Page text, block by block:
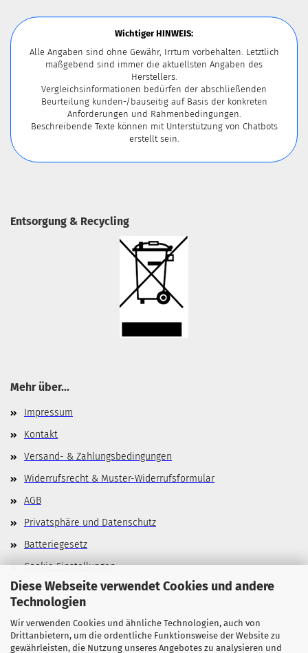
Diese Webseite verwendet Cookies und andere
Technologien
Wir verwenden Cookies und ähnliche Technologien, auch von
Drittanbietern, um die ordentliche Funktionsweise der Website zu
gewährleisten, die Nutzung unseres Angebotes zu analysieren und
Wichtiger HINWEIS:
Alle Angaben sind ohne Gewähr, Irrtum vorbehalten. Letztlich
maßgebend sind immer die aktuellsten Angaben des
Herstellers.
Vergleichsinformationen bedürfen der abschließenden
Beurteilung kunden-/bauseitig auf Basis der konkreten
Anforderungen und Rahmenbedingungen.
Beschreibende Texte können mit Unterstützung von Chatbots
erstellt sein.
Entsorgung & Recycling
Mehr über...
Impressum
Kontakt
Versand- & Zahlungsbedingungen
Widerrufsrecht & Muster-Widerrufsformular
AGB
Privatsphäre und Datenschutz
Batteriegesetz
Cookie Einstellungen
Allgemeines